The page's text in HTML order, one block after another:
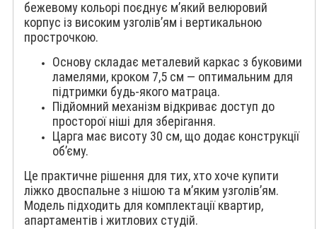
бежевому кольорі поєднує м’який велюровий
корпус із високим узголів’ям і вертикальною
прострочкою.
Основу складає металевий каркас з буковими
ламелями, кроком 7,5 см — оптимальним для
підтримки будь-якого матраца.
Підйомний механізм відкриває доступ до
просторої ніші для зберігання.
Царга має висоту 30 см, що додає конструкції
об’єму.
Це практичне рішення для тих, хто хоче купити
ліжко двоспальне з нішою та м’яким узголів’ям.
Модель підходить для комплектації квартир,
апартаментів і житлових студій.